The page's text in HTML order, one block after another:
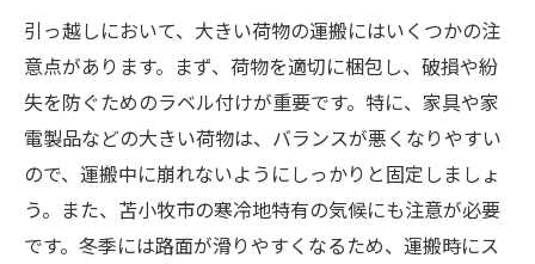
引っ越しにおいて、大きい荷物の運搬にはいくつかの注
意点があります。まず、荷物を適切に梱包し、破損や紛
失を防ぐためのラベル付けが重要です。特に、家具や家
電製品などの大きい荷物は、バランスが悪くなりやすい
ので、運搬中に崩れないようにしっかりと固定しましょ
う。また、苫小牧市の寒冷地特有の気候にも注意が必要
です。冬季には路面が滑りやすくなるため、運搬時にス